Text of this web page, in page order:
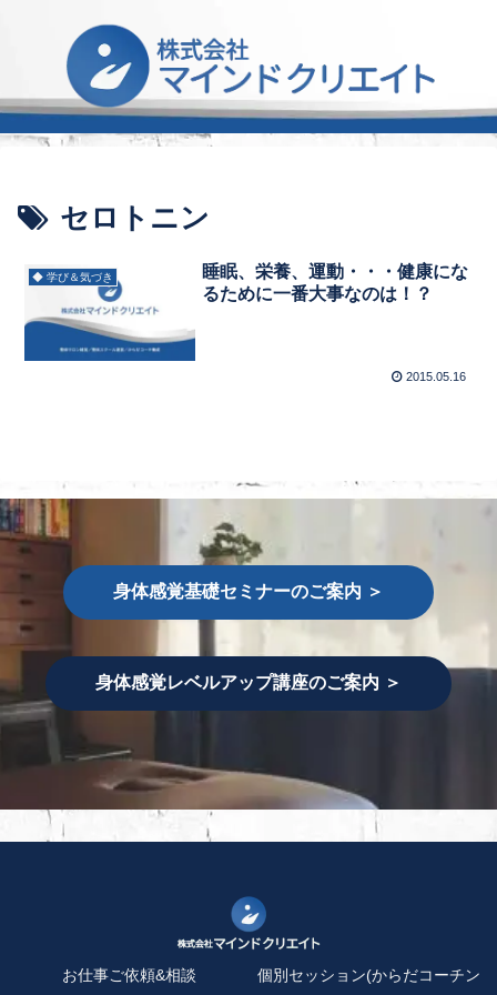
セロトニン
◆ 学び＆気づき
睡眠、栄養、運動・・・健康にな
るために一番大事なのは！？
2015.05.16
身体感覚基礎セミナーのご案内 ＞
身体感覚レベルアップ講座のご案内 ＞
お仕事ご依頼&相談
個別セッション(からだコーチン